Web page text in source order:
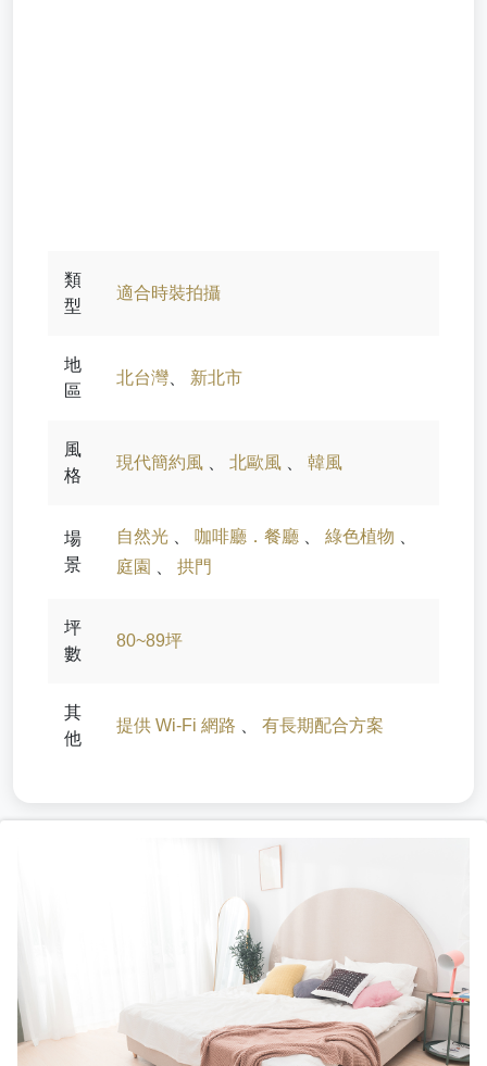
類
型
適合時裝拍攝
地
區
北台灣 新北市
風
格
現代簡約風 北歐風 韓風
場
景
自然光 咖啡廳．餐廳 綠色植物
庭園
拱門
坪
數
80~89坪
其
他
提供 Wi-Fi 網路 有長期配合方案